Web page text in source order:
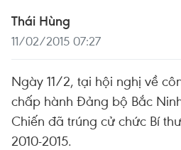
Thái Hùng
11/02/2015 07:27
Ngày 11/2, tại hội nghị về
chấp hành Đảng bộ Bắc
Chiến đã trúng cử chức Bí
2010-2015.